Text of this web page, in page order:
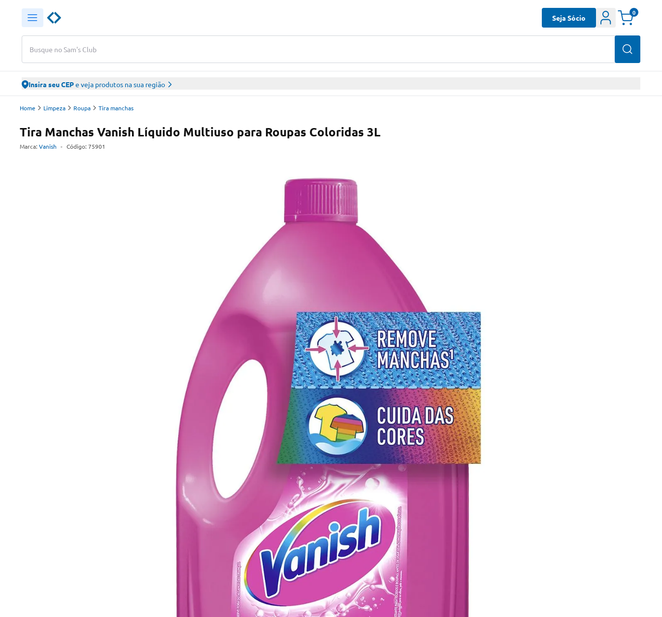
Busque no Sam's Club
Seja Sócio
0
Insira seu CEPe veja produtos na sua região
Home Limpeza Roupa Tira manchas
Tira Manchas Vanish Líquido Multiuso para Roupas Coloridas 3L
Marca: Vanish - Código: 75901